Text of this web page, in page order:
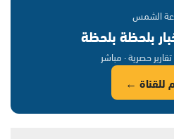
الشمس
بلحظة بلحظة
تقارير حصرية · مباشر
للقناة ←